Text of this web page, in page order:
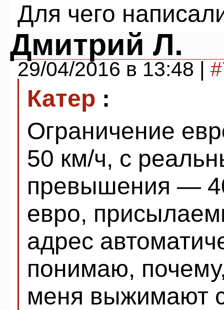
Для чего
Дмитрий Л.
29/04/2016 в 13:48 |
Катер :
Ограничение
50 км/ч, с
превышения —
евро,
адрес
понимаю,
меня выжимают